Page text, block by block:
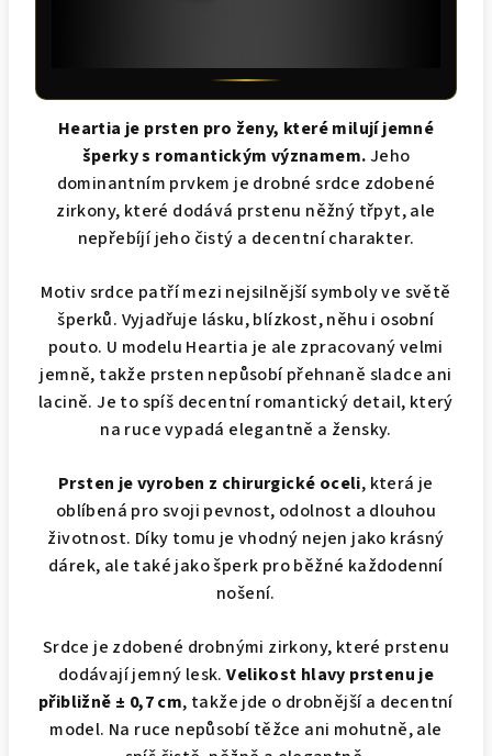
Heartia je prsten pro ženy, které milují jemné
šperky s romantickým významem.Jeho
dominantním prvkem je drobné srdce zdobené
zirkony, které dodává prstenu něžný třpyt, ale
nepřebíjí jeho čistý a decentní charakter.
Motiv srdce patří mezi nejsilnější symboly ve světě
šperků. Vyjadřuje lásku, blízkost, něhu i osobní
pouto. U modelu Heartia je ale zpracovaný velmi
jemně, takže prsten nepůsobí přehnaně sladce ani
lacině. Je to spíš decentní romantický detail, který
na ruce vypadá elegantně a žensky.
Prsten je vyroben z chirurgické oceli, která je
oblíbená pro svoji pevnost, odolnost a dlouhou
životnost. Díky tomu je vhodný nejen jako krásný
dárek, ale také jako šperk pro běžné každodenní
nošení.
Srdce je zdobené drobnými zirkony, které prstenu
dodávají jemný lesk.Velikost hlavy prstenu je
přibližně ± 0,7 cm, takže jde o drobnější a decentní
model. Na ruce nepůsobí těžce ani mohutně, ale